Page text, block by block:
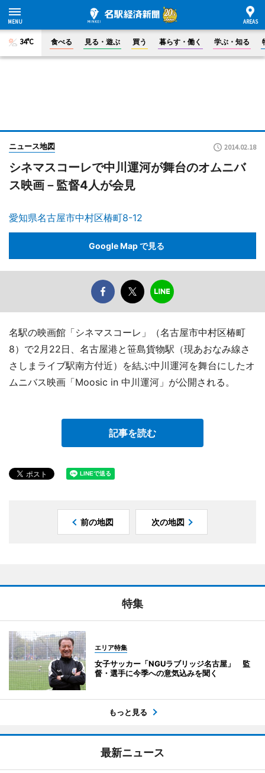
34°C 食べる 見る・遊ぶ 買う 暮らす・働く 学ぶ・知る
ニュース地図 2014.02.18
シネマスコーレで中川運河が舞台のオムニバ
ス映画－監督4人が会見
愛知県名古屋市中村区椿町8-12
Google Map で見る
名駅の映画館「シネマスコーレ」（名古屋市中村区椿町
8）で2月22日、名古屋港と笹島貨物駅（現あおなみ線さ
さしまライブ駅南方付近）を結ぶ中川運河を舞台にしたオ
ムニバス映画「Moosic in 中川運河」が公開される。
記事を読む
前の地図 次の地図
特集
エリア特集
女子サッカー「NGUラブリッジ名古屋」 監
督・選手に今季への意気込みを聞く
もっと見る
最新ニュース